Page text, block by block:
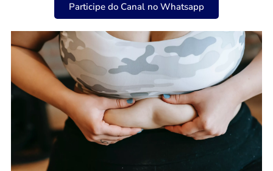
Participe do Canal no Whatsapp